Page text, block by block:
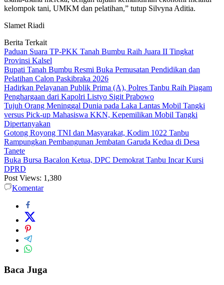
kelompok tani, UMKM dan pelatihan,” tutup Silvyna Aditia.
Slamet Riadi
Berita Terkait
Paduan Suara TP-PKK Tanah Bumbu Raih Juara II Tingkat
Provinsi Kalsel
Bupati Tanah Bumbu Resmi Buka Pemusatan Pendidikan dan
Pelatihan Calon Paskibraka 2026
Hadirkan Pelayanan Publik Prima (A), Polres Tanbu Raih Piagam
Penghargaan dari Kapolri Listyo Sigit Prabowo
Tujuh Orang Meninggal Dunia pada Laka Lantas Mobil Tangki
versus Pick-up Mahasiswa KKN, Kepemilikan Mobil Tangki
Dipertanyakan
Gotong Royong TNI dan Masyarakat, Kodim 1022 Tanbu
Rampungkan Pembangunan Jembatan Garuda Kedua di Desa
Tanete
Buka Bursa Bacalon Ketua, DPC Demokrat Tanbu Incar Kursi
DPRD
Post Views: 1,380
Komentar
Baca Juga